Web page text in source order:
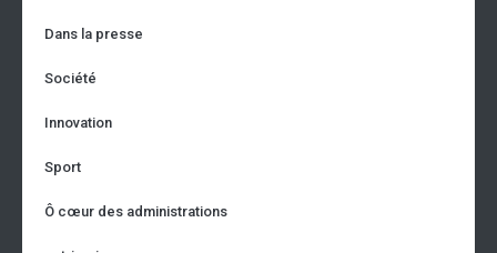
Dans la presse
Société
Innovation
Sport
Ô cœur des administrations